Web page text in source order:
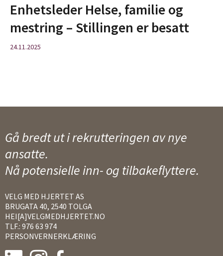
Enhetsleder Helse, familie og
mestring – Stillingen er besatt
24.11.2025
Gå bredt ut i rekrutteringen av nye
ansatte.
Nå potensielle inn- og tilbakeflyttere.
VELG MED HJERTET AS
BRUGATA 40, 2540 TOLGA
HEI[A]VELGMEDHJERTET.NO
TLF.: 976 63 974
PERSONVERNERKLÆRING